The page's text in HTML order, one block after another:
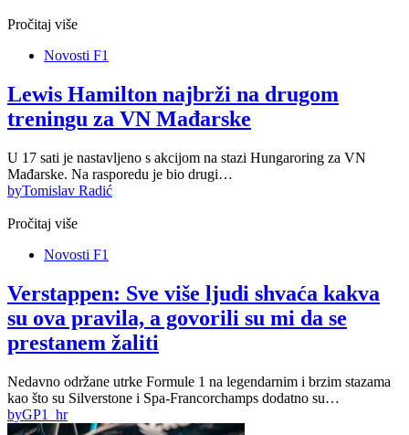
Pročitaj više
Novosti F1
Lewis Hamilton najbrži na drugom
treningu za VN Mađarske
U 17 sati je nastavljeno s akcijom na stazi Hungaroring za VN
Mađarske. Na rasporedu je bio drugi…
byTomislav Radić
Pročitaj više
Novosti F1
Verstappen: Sve više ljudi shvaća kakva
su ova pravila, a govorili su mi da se
prestanem žaliti
Nedavno održane utrke Formule 1 na legendarnim i brzim stazama
kao što su Silverstone i Spa-Francorchamps dodatno su…
byGP1_hr